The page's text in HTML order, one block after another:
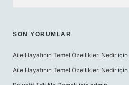
SON YORUMLAR
Aile Hayatının Temel Özellikleri Nedir için
Aile Hayatının Temel Özellikleri Nedir için